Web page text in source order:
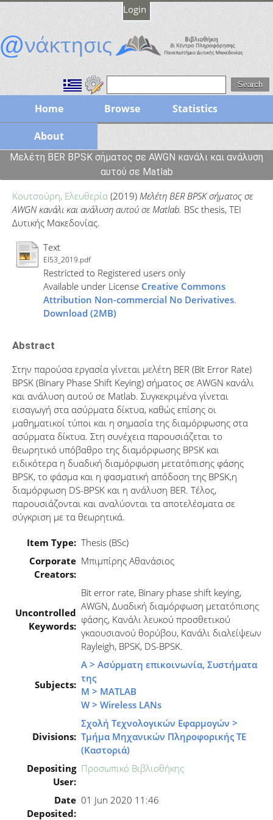
Login
Home Browse Statistics
About
Μελέτη BER BPSK σήματος σε AWGN κανάλι και ανάλυση
αυτού σε Matlab
Κουτσούρη, Ελευθερία (2019) Μελέτη BER BPSK σήματος σε
AWGN κανάλι και ανάλυση αυτού σε Matlab. BSc thesis, ΤΕΙ
Δυτικής Μακεδονίας.
Text
EI53_2019.pdf
Restricted to Registered users only
Available under License Creative Commons
Attribution Non-commercial No Derivatives.
Download (2MB)
Abstract
Στην παρούσα εργασία γίνεται μελέτη BER (Bit Error Rate)
BPSK (Binary Phase Shift Keying) σήματος σε AWGN κανάλι
και ανάλυση αυτού σε Matlab. Συγκεκριμένα γίνεται
εισαγωγή στα ασύρματα δίκτυα, καθώς επίσης οι
μαθηματικοί τύποι και η σημασία της διαμόρφωσης στα
ασύρματα δίκτυα. Στη συνέχεια παρουσιάζεται το
θεωρητικό υπόβαθρο της διαμόρφωσης BPSK και
ειδικότερα η δυαδική διαμόρφωση μετατόπισης φάσης
BPSK, το φάσμα και η φασματική απόδοση της BPSK,η
διαμόρφωση DS-BPSK και η ανάλυση BER. Τέλος,
παρουσιάζονται και αναλύονται τα αποτελέσματα σε
σύγκριση με τα θεωρητικά.
Item Type: Thesis (BSc)
Corporate
Creators:
Μπιμπίρης Αθανάσιος
Uncontrolled
Keywords:
Bit error rate, Binary phase shift keying,
AWGN, Δυαδική διαμόρφωση μετατόπισης
φάσης, Κανάλι λευκού προσθετικού
γκαουσιανού θορύβου, Κανάλι διαλείψεων
Rayleigh, BPSK, DS-BPSK.
Subjects:
Α > Ασύρματη επικοινωνία, Συστήματα
της
M > MATLAB
W > Wireless LANs
Divisions:
Σχολή Τεχνολογικών Εφαρμογών >
Τμήμα Μηχανικών Πληροφορικής ΤΕ
(Καστοριά)
Depositing
User:
Προσωπικό Βιβλιοθήκης
Date
Deposited:
01 Jun 2020 11:46